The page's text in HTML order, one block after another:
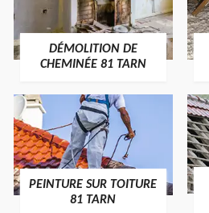
DÉMOLITION DE
CHEMINÉE 81 TARN
PEINTURE SUR TOITURE
81 TARN